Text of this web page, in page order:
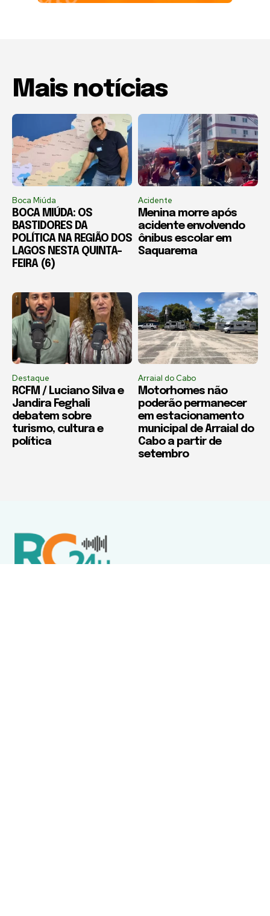
Mais notícias
Boca Miúda
BOCA MIÚDA: OS
BASTIDORES DA
POLÍTICA NA REGIÃO DOS
LAGOS NESTA QUINTA-
FEIRA (6)
Acidente
Menina morre após
acidente envolvendo
ônibus escolar em
Saquarema
Destaque
RCFM / Luciano Silva e
Jandira Feghali
debatem sobre
turismo, cultura e
política
Arraial do Cabo
Motorhomes não
poderão permanecer
em estacionamento
municipal de Arraial do
Cabo a partir de
setembro